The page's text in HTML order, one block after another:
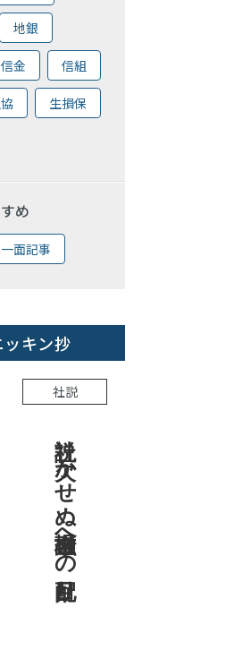
地銀
信金 信組
生損保
め
一面記事
キン抄
社説
社説 欠かせぬ金融市場への目配り